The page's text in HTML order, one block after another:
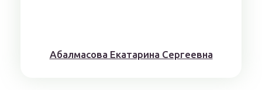
Aбaлмaсoвa Eкaтaринa Ceргeeвнa